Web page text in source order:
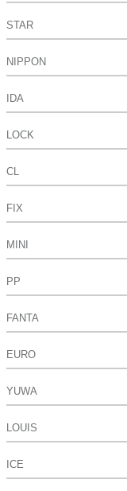
STAR
NIPPON
IDA
LOCK
CL
FIX
MINI
PP
FANTA
EURO
YUWA
LOUIS
ICE